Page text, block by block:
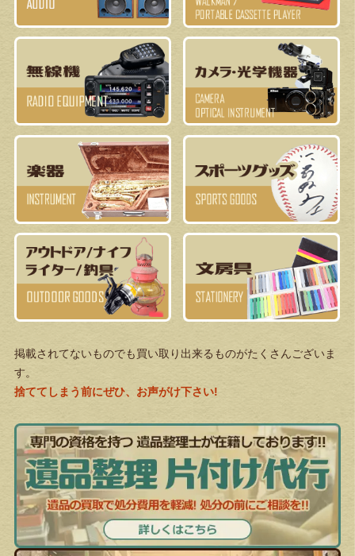
掲載されてないものでも買い取り出来るものがたくさんございま
す。
捨ててしまう前にぜひ、お声がけ下さい!